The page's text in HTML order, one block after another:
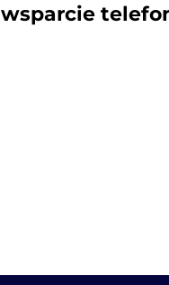
wsparcie